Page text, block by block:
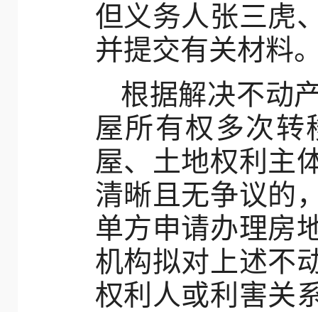
但义务人张三虎
并提交有关材料
根据解决不动
屋所有权多次转
屋、土地权利主
清晰且无争议的
单方申请办理房
机构拟对上述不
权利人或利害关